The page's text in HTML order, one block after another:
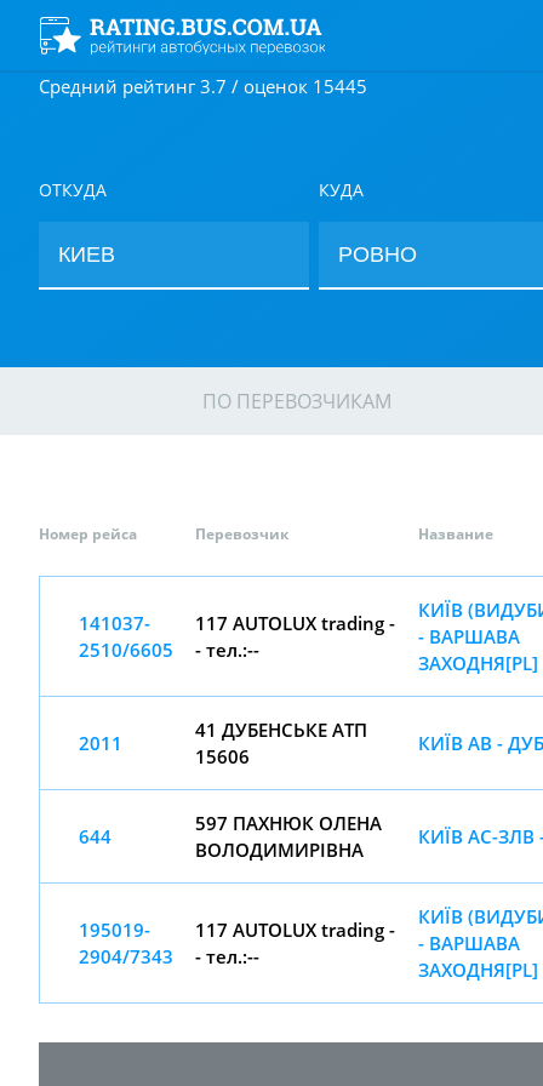
Средний рейтинг 3.7 / оценок 15445
ОТКУДА КУДА
ПО ПЕРЕВОЗЧИКАМ
Номер рейса Перевозчик Название
141037-
2510/6605
117 AUTOLUX trading -
- тел.:--
КИЇВ
- ВАРШАВА
ЗАХОДНЯ[PL]
2011
41 ДУБЕНСЬКЕ АТП
15606
КИЇВ АВ -
644
597 ПАХНЮК ОЛЕНА
ВОЛОДИМИРІВНА
КИЇВ АС-ЗЛВ
195019-
2904/7343
117 AUTOLUX trading -
- тел.:--
КИЇВ
- ВАРШАВА
ЗАХОДНЯ[PL]